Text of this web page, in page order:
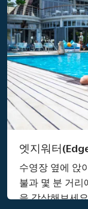
엣지워터
수영장 옆에 앉
불과 몇 분 거리
을 감상해보세